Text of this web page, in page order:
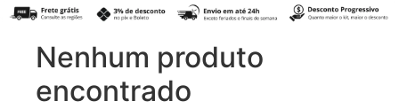
Nenhum produto
encontrado